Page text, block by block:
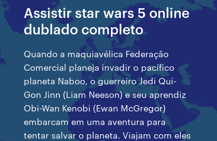
Assistir star wars 5 online
dublado completo
Quando a maquiavélica Federação
Comercial planeja invadir o pacífico
planeta Naboo, o guerreiro Jedi Qui-
Gon Jinn (Liam Neeson) e seu aprendiz
Obi-Wan Kenobi (Ewan McGregor)
embarcam em uma aventura para
tentar salvar o planeta. Viajam com eles